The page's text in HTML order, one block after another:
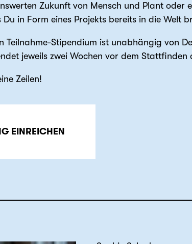
Zukunft von Mensch und Plant oder
in Form eines Projekts bereits in die Welt
Teilnahme-Stipendium ist unabhängig von
jeweils zwei Wochen vor dem Stattfinden
Zeilen!
EINREICHEN